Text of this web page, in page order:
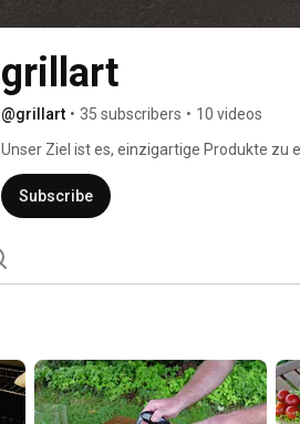
grillart
@grillart • 35 subscribers • 10 videos
Unser Ziel ist es, einzigartige Produkte zu
beim Grillen beitragen!
Subscribe